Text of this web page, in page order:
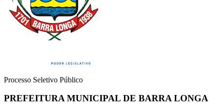
Processo Seletivo Público
PREFEITURA MUNICIPAL DE BARRA LONGA